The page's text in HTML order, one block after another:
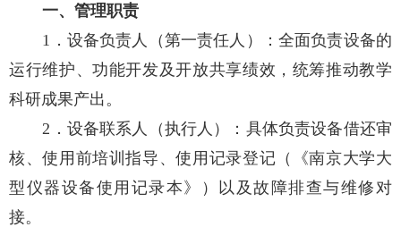
一、管理职责
1．设备负责人（第一责任人）：全面负责设备的
运行维护、功能开发及开放共享绩效，统筹推动教学
科研成果产出。
2．设备联系人（执行人）：具体负责设备借还审
核、使用前培训指导、使用记录登记（《南京大学大
型仪器设备使用记录本》）以及故障排查与维修对
接。